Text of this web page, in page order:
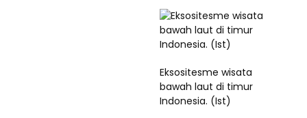
Eksositesme wisata
bawah laut di timur
Indonesia. (Ist)